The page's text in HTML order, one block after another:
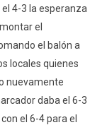
4-3 la esperanza
el
el balón a
locales quienes
nuevamente
daba el 6-3
el 6-4 para el